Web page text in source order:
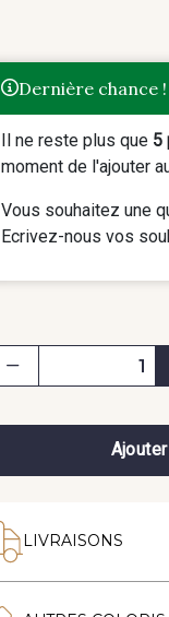
Dernière chance !
Il ne reste plus que 5
moment de l'ajouter
Vous souhaitez une
Ecrivez-nous vos
LIVRAISONS